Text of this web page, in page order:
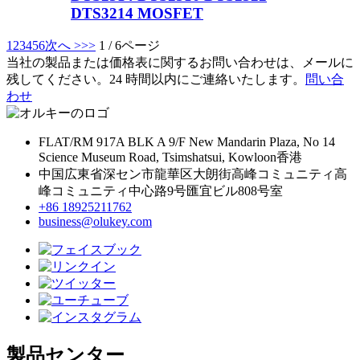
DTS3214 MOSFET
1 23456次へ >>> 1 / 6ページ
当社の製品または価格表に関するお問い合わせは、メールに
残してください。24 時間以内にご連絡いたします。
問い合
わせ
FLAT/RM 917A BLK A 9/F New Mandarin Plaza, No 14
Science Museum Road, Tsimshatsui, Kowloon香港
中国広東省深セン市龍華区大朗街高峰コミュニティ高
峰コミュニティ中心路9号匯宜ビル808号室
+86 18925211762
business@olukey.com
製品センター